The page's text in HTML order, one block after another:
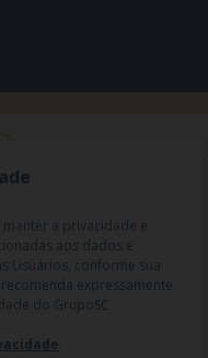
HOSP. E ONCOL. LTDA |
a privacidade e
aos dados e
Usuários, conforme sua
expressamente
do GrupoSC